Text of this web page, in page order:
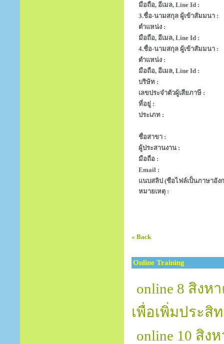
มือถือ, อีเมล, Line Id :
3.ชื่อ-นามสกุล ผู้เข้าสัมมนา :
ตำแหน่ง :
มือถือ, อีเมล, Line Id :
4.ชื่อ-นามสกุล ผู้เข้าสัมมนา :
ตำแหน่ง :
มือถือ, อีเมล, Line Id :
บริษัท :
เลขประจำตัวผู้เสียภาษี :
ที่อยู่ :
ประเภท :
ชื่อสาขา :
ผู้ประสานงาน :
มือถือ :
Email :
แนบสลิป (ชือไฟล์เป็นภาษาอัง
หมายเหตุ :
« Back
Online Training
online 8 สิงห
เพื่อเพิ่มประสิ
online 10 สิง